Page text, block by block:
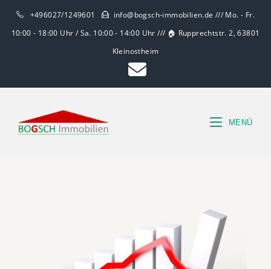
+496027/1249601
info@bogsch-immobilien.de /// Mo. - Fr.
10:00 - 18:00 Uhr / Sa. 10:00 - 14:00 Uhr /// 🏠 Rupprechtstr. 2, 63801
Kleinostheim
MENÜ